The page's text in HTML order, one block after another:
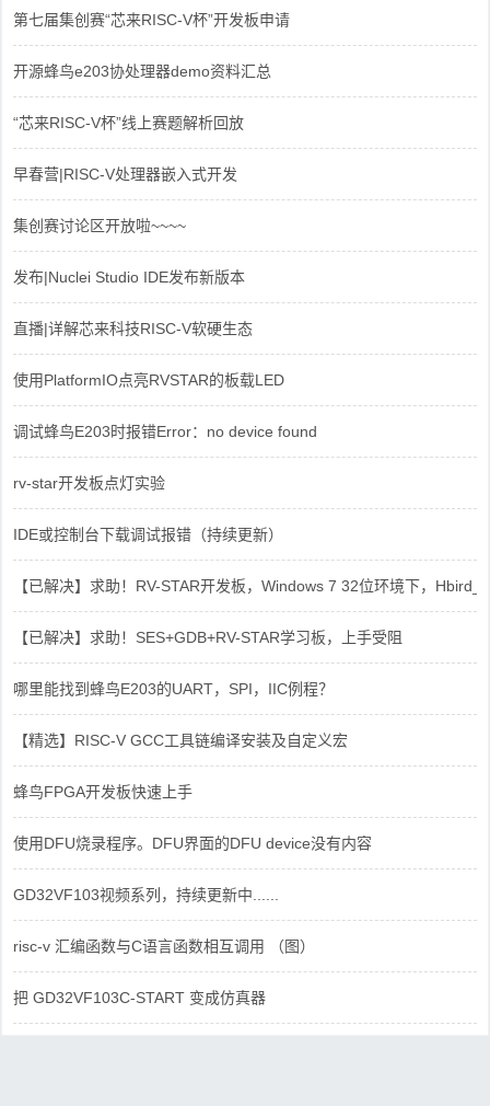
第七届集创赛“芯来RISC-V杯”开发板申请
开源蜂鸟e203协处理器demo资料汇总
“芯来RISC-V杯”线上赛题解析回放
早春营|RISC-V处理器嵌入式开发
集创赛讨论区开放啦~~~~
发布|Nuclei Studio IDE发布新版本
直播|详解芯来科技RISC-V软硬生态
使用PlatformIO点亮RVSTAR的板载LED
调试蜂鸟E203时报错Error：no device found
rv-star开发板点灯实验
IDE或控制台下载调试报错（持续更新）
【已解决】求助！RV-STAR开发板，Windows 7 32位环境下，
【已解决】求助！SES+GDB+RV-STAR学习板，上手受阻
哪里能找到蜂鸟E203的UART，SPI，IIC例程？
【精选】RISC-V GCC工具链编译安装及自定义宏
蜂鸟FPGA开发板快速上手
使用DFU烧录程序。DFU界面的DFU device没有内容
GD32VF103视频系列，持续更新中......
risc-v 汇编函数与C语言函数相互调用 （图）
把 GD32VF103C-START 变成仿真器